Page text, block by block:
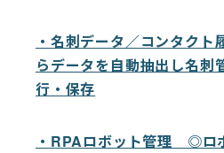
・名刺データ／コンタク
らデータを自動抽出し名刺
行・保存
・RPAロボット管理 ◎ロ